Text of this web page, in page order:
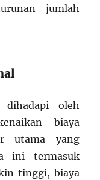
jumlah
dihadapi oleh
biaya
utama yang
ini termasuk
tinggi, biaya